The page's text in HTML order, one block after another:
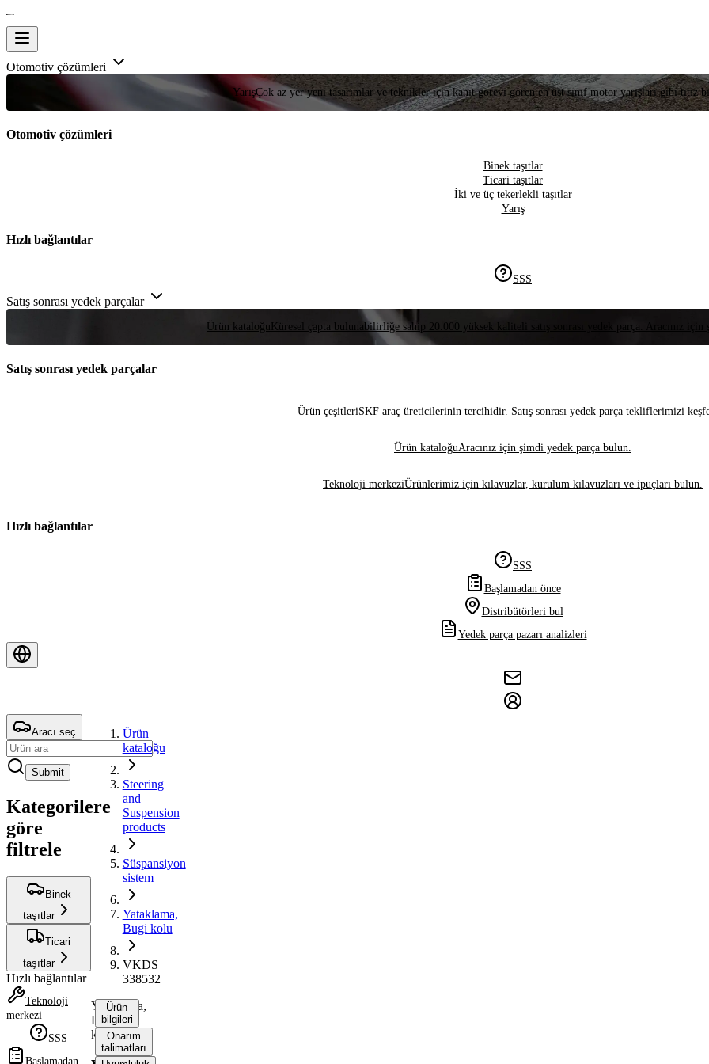
Otomotiv çözümleri
YarışÇok az yer yeni tasarımlar ve teknikler için kanıt görevi gören en üst sınıf motor yarışları gibi titiz
Otomotiv çözümleri
Binek taşıtlar
Ticari taşıtlar
İki ve üç tekerlekli taşıtlar
Yarış
Hızlı bağlantılar
SSS
Satış sonrası yedek parçalar
Ürün kataloğu Küresel çapta bulunabilirliğe sahip 20.000 yüksek kaliteli satış sonrası yedek parça. Aracınız
Satış sonrası yedek parçalar
Ürün çeşitleriSKF araç üreticilerinin tercihidir. Satış sonrası yedek parça tekliflerimizi
Ürün kataloğuAracınız için şimdi yedek parça bulun.
Teknoloji merkeziÜrünlerimiz için kılavuzlar, kurulum kılavuzları ve ipuçları bulun.
Hızlı bağlantılar
SSS
Başlamadan önce
Distribütörleri bul
Yedek parça pazarı analizleri
Aracı seç
Submit
Kategorilere
göre
filtrele
Binek
taşıtlar
Ticari
taşıtlar
Hızlı bağlantılar
Teknoloji
merkezi
SSS
Başlamadan
Ürün
kataloğu
Steering
and
Suspension
products
Süspansiyon
sistem
Yataklama,
Bugi kolu
VKDS
338532
Yataklama,
Bugi
kolu
Ürün
bilgileri
Onarım
talimatları